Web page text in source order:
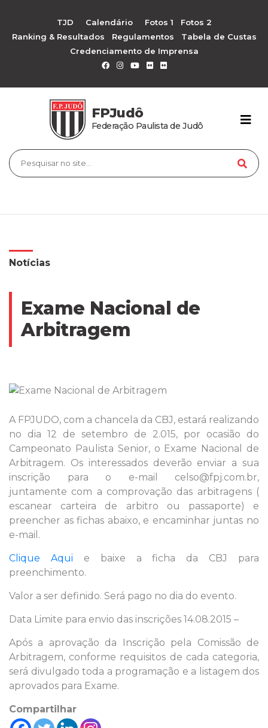
TJD Calendário Fotos 1
Fotos 2
Ranking & Resultados
Regulamentos
Tabela de Custas
Credenciamento de Imprensa
FPJudô
Federação Paulista de Judô
Notícias
Exame Nacional de
Arbitragem
A FPJUDO, com a chancela da CBJ, estará realizando
no dia 12 de setembro de 2.015, por ocasião do
Campeonato Paulista Senior, o Exame Nacional de
Arbitragem. Os interessados deverão enviar a sua
inscrição para o e-mail celso@fpj.com.br,
juntamente com a comprovação das arbitragens (
escanear carteira de arbitro ou passaporte) e
preencher as fichas abaixo, e encaminhar juntas no
e-mail.
Clique Aqui e baixe a ficha da CBJ para
preenchimento.
Valor a ser definido. Será pago no dia do evento.
Data Limite para envio das inscrições 14.08.2015 –
Após a aprovação da Inscrição pela Comissão de
Arbitragem, conforme requisitos de cada categoria,
será divulgado toda a programação e a listagem dos
aprovados para Exame.
Compartilhar